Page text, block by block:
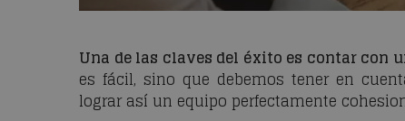
Una de las claves del éxito es contar con
es fácil, sino que debemos tener en
lograr así un equipo perfectamente